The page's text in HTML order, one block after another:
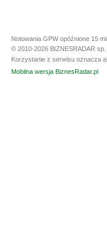
Notowania GPW opóźnione 15
© 2010-2026 BIZNESRADAR
Korzystanie z serwisu oznacza
Mobilna wersja BiznesRadar.pl